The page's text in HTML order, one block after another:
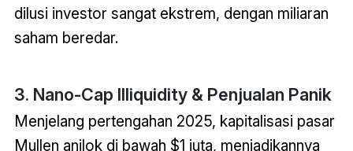
dilusi investor sangat ekstrem, dengan miliaran
saham beredar.
3. Nano-Cap Illiquidity & Penjualan Panik
Menjelang pertengahan 2025, kapitalisasi pasar
Mullen anjlok di bawah $1 juta, menjadikannya